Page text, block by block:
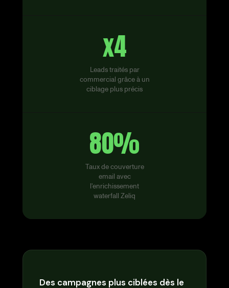
x4
Leads traités par
commercial grâce à un
ciblage plus précis
80%
Taux de couverture
email avec
l'enrichissement
waterfall Zeliq
Des campagnes plus ciblées dès le